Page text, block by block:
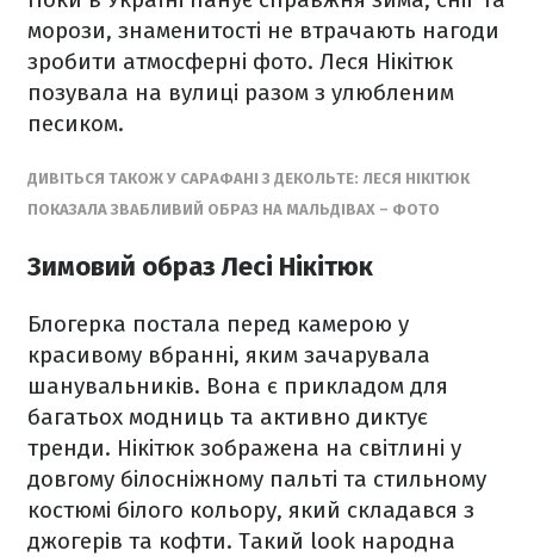
морози, знаменитості не втрачають нагоди
зробити атмосферні фото. Леся Нікітюк
позувала на вулиці разом з улюбленим
песиком.
ДИВІТЬСЯ ТАКОЖ У САРАФАНІ З ДЕКОЛЬТЕ: ЛЕСЯ НІКІТЮК
ПОКАЗАЛА ЗВАБЛИВИЙ ОБРАЗ НА МАЛЬДІВАХ – ФОТО
Зимовий образ Лесі Нікітюк
Блогерка постала перед камерою у
красивому вбранні, яким зачарувала
шанувальників. Вона є прикладом для
багатьох модниць та активно диктує
тренди. Нікітюк зображена на світлині у
довгому білосніжному пальті та стильному
костюмі білого кольору, який складався з
джогерів та кофти. Такий look народна